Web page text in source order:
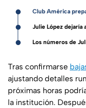
Club América
Julie López dejaría
Los números de
Tras confirmarse
ajustando detalles
próximas horas
la institución.